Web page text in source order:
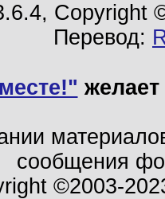
Copyright
Перевод:
сообщения
©2003-